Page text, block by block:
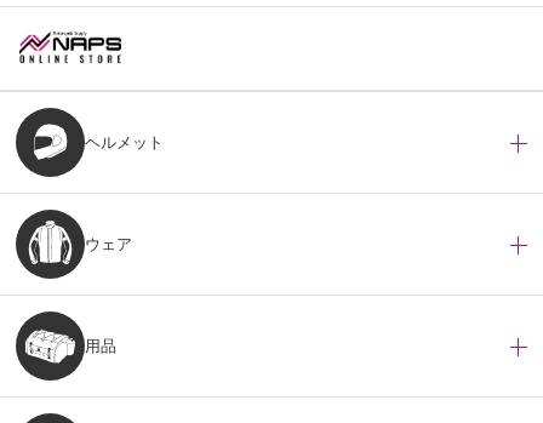
ヘルメット
ウェア
用品